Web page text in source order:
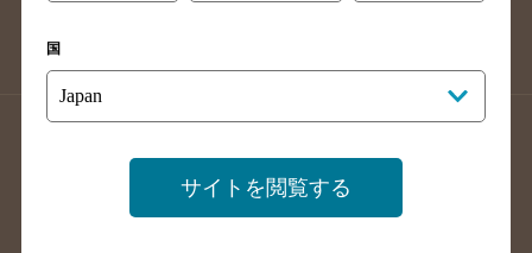
掲載店舗様ログイン
国
サイトを閲覧する